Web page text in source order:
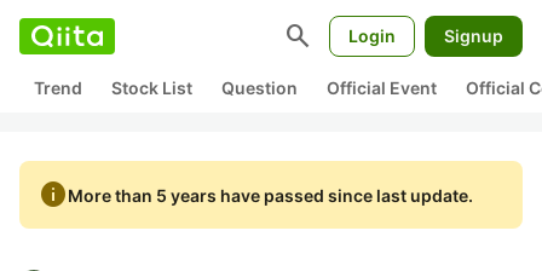
search Login Signup
Trend Stock List Question Official Event Official
infoMore than 5 years have passed since last update.